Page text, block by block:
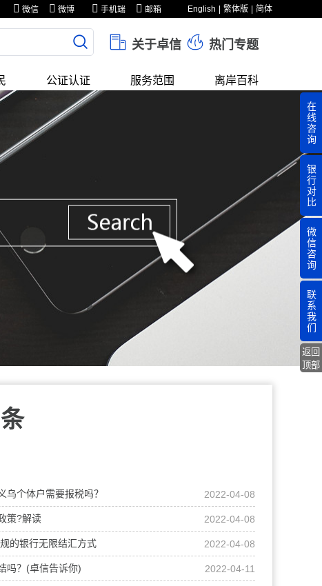
English 繁体版 简体
微信 微博 手机端 邮箱
关于卓信 热门专题
公证认证 服务范围 离岸百科
条
乌个体户需要报税吗？ 2022-04-08
策?解读 2022-04-08
的银行无限结汇方式 2022-04-08
吗？(卓信告诉你) 2022-04-11
在
线
咨
询
银
行
对
比
微
信
咨
询
联
系
我
们
返回
顶部